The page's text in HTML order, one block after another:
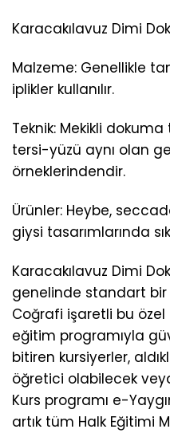
Karacakılavuz Dimi
Malzeme: Genellikle
iplikler kullanılır.
Teknik: Mekikli
tersi-yüzü aynı olan
örneklerindendir.
Ürünler: Heybe,
giysi tasarımlarında
Karacakılavuz Dimi
genelinde standart
Coğrafi işaretli bu
eğitim programıyla
bitiren kursiyerler,
öğretici olabilecek
Kurs programı e-
artık tüm Halk Eğitimi